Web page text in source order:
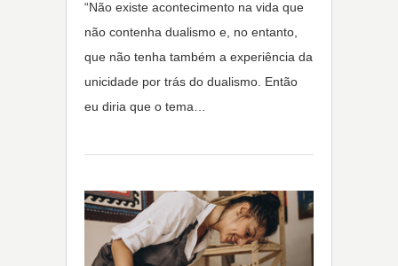
“Não existe acontecimento na vida que
não contenha dualismo e, no entanto,
que não tenha também a experiência da
unicidade por trás do dualismo. Então
eu diria que o tema…